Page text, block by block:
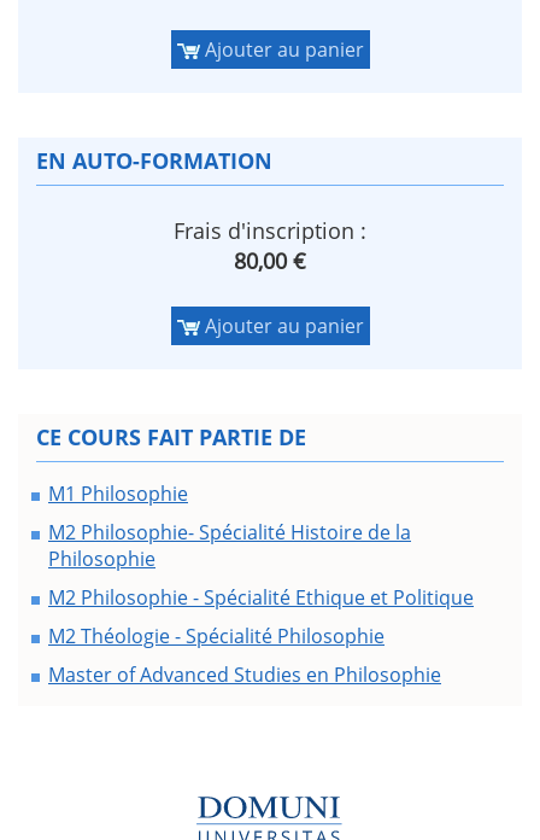
Ajouter au panier
EN AUTO-FORMATION
Frais d'inscription :
80,00 €
Ajouter au panier
CE COURS FAIT PARTIE DE
M1 Philosophie
M2 Philosophie- Spécialité Histoire de la
Philosophie
M2 Philosophie - Spécialité Ethique et Politique
M2 Théologie - Spécialité Philosophie
Master of Advanced Studies en Philosophie